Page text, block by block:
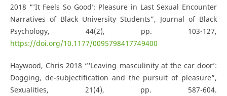
2018 “‘It Feels So Good’: Pleasure in Last Sexual Encounter
Narratives of Black University Students”, Journal of Black
Psychology, 44(2), pp. 103-127,
https://doi.org/10.1177/0095798417749400
Haywood, Chris 2018 “‘Leaving masculinity at the car door’:
Dogging, de-subjectification and the pursuit of pleasure”,
Sexualities, 21(4), pp. 587-604.